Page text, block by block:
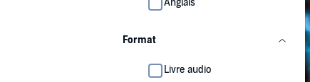
Anglais
Format
Livre audio